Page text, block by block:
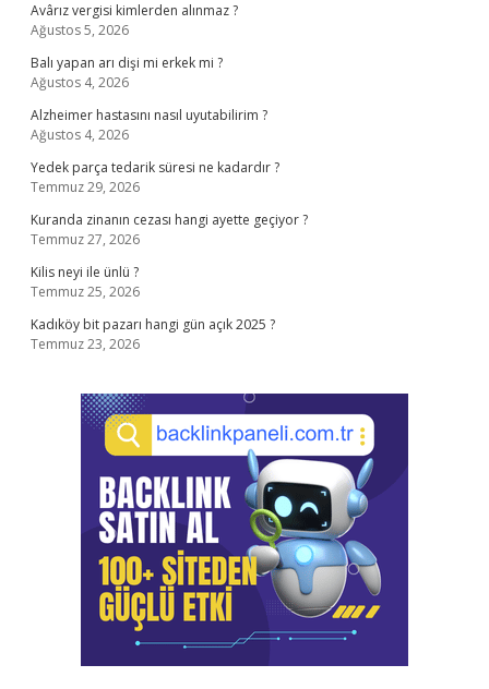
Avârız vergisi kimlerden alınmaz ?
Ağustos 5, 2026
Balı yapan arı dişi mi erkek mi ?
Ağustos 4, 2026
Alzheimer hastasını nasıl uyutabilirim ?
Ağustos 4, 2026
Yedek parça tedarik süresi ne kadardır ?
Temmuz 29, 2026
Kuranda zinanın cezası hangi ayette geçiyor ?
Temmuz 27, 2026
Kilis neyi ile ünlü ?
Temmuz 25, 2026
Kadıköy bit pazarı hangi gün açık 2025 ?
Temmuz 23, 2026